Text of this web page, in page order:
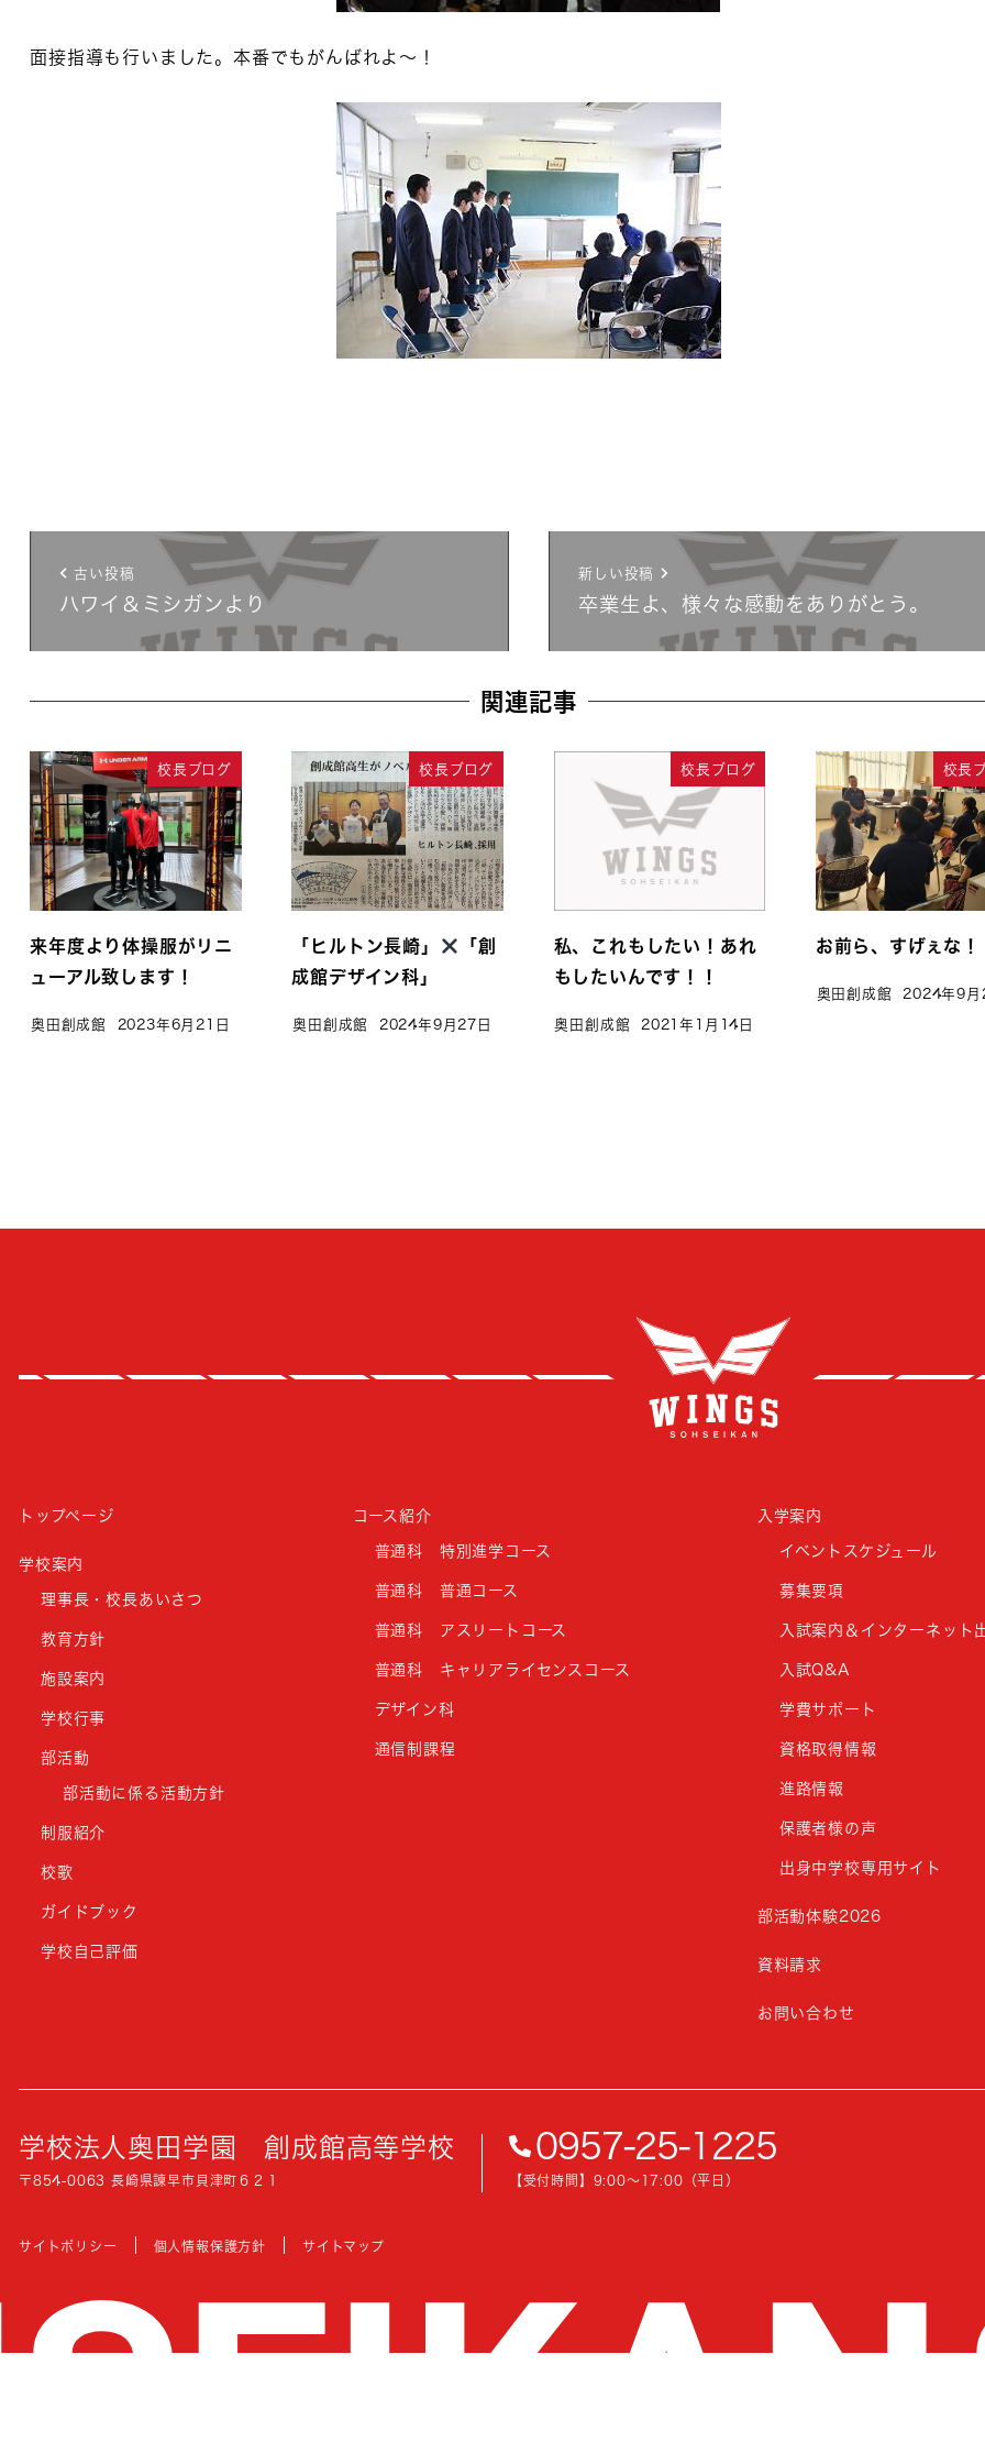
面接指導も行いました。本番でもがんばれよ～！
古い投稿
ハワイ＆ミシガンより
新しい投稿
卒業生よ、様々な感動をありがとう。
関連記事
校長ブログ
来年度より体操服がリニ
ューアル致します！
奥田創成館 2023年6月21日
校長ブログ
「ヒルトン長崎」
「創
成館デザイン科」
奥田創成館 2024年9月27日
校長ブログ
私、これもしたい！あれ
もしたいんです！！
奥田創成館 2021年1月14日
校長
お前ら、すげぇな！
奥田創成館 2024年9月
トップページ
学校案内
理事長・校長あいさつ
教育方針
施設案内
学校行事
部活動
部活動に係る活動方針
制服紹介
校歌
ガイドブック
学校自己評価
コース紹介
普通科 特別進学コース
普通科 普通コース
普通科 アスリートコース
普通科 キャリアライセンスコース
デザイン科
通信制課程
入学案内
イベントスケジュール
募集要項
入試案内＆インターネット
入試Q&A
学費サポート
資格取得情報
進路情報
保護者様の声
出身中学校専用サイト
部活動体験2026
資料請求
お問い合わせ
学校法人奥田学園 創成館高等学校
〒854-0063 長崎県諫早市貝津町６２１
0957-25-1225
【受付時間】9:00〜17:00（平日）
サイトポリシー 個人情報保護方針 サイトマップ